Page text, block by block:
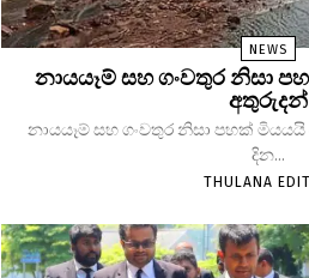
NEWS
නායයෑම් සහ ගංවතුර නිසා
අතුරුදන්
නායයෑම් සහ ගංවතුර නිසා පහක්
දින...
THULANA